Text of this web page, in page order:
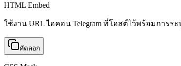
HTML Embed
ใช้งาน URL ไอคอน Telegram ที่โฮสต์ไว้พร้อมการร
คัดลอก